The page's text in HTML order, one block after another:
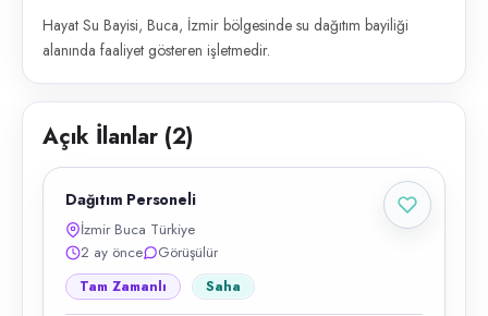
Hayat Su Bayisi, Buca, İzmir bölgesinde su dağıtım bayiliği
alanında faaliyet gösteren işletmedir.
Açık İlanlar (2)
Dağıtım Personeli
İzmir Buca Türkiye
2 ay önce
Görüşülür
Tam Zamanlı Saha